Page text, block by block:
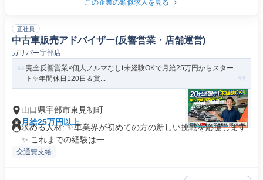
この企業の類似求人を見る
正社員
中古車販売アドバイザー(反響営業・店舗運営)
ガリバー宇部店
完全反響営業×個人ノルマなし❗️未経験OKで月給25万円からスター
ト✨年間休日120日＆賞...
山口県宇部市東見初町
月給25万円以上
求める人材: ✨️車業界が初めての方の新しい挑戦を応援します
✨️ これまでの経験は一...
交通費支給